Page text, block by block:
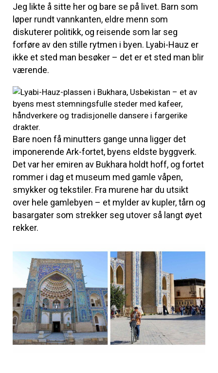
Jeg likte å sitte her og bare se på livet. Barn som
løper rundt vannkanten, eldre menn som
diskuterer politikk, og reisende som lar seg
forføre av den stille rytmen i byen. Lyabi-Hauz er
ikke et sted man besøker – det er et sted man blir
værende.
Bare noen få minutters gange unna ligger det
imponerende Ark-fortet, byens eldste byggverk.
Det var her emiren av Bukhara holdt hoff, og fortet
rommer i dag et museum med gamle våpen,
smykker og tekstiler. Fra murene har du utsikt
over hele gamlebyen – et mylder av kupler, tårn og
basargater som strekker seg utover så langt øyet
rekker.